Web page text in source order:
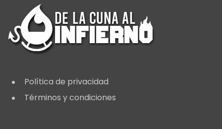
Política de privacidad
Términos y condiciones